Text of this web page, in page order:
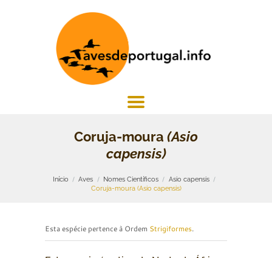
Coruja-moura (Asio
capensis)
Início Aves Nomes Científicos
Asio capensis
Coruja-moura (Asio capensis)
Esta espécie pertence à Ordem Strigiformes.